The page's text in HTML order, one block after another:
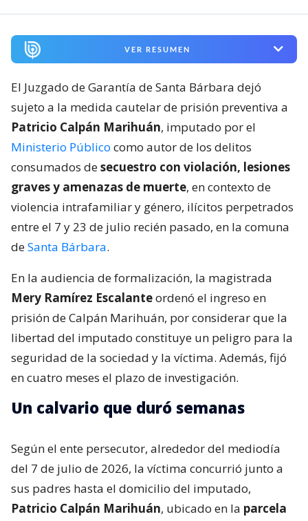
VER RESUMEN
El Juzgado de Garantía de Santa Bárbara dejó
sujeto a la medida cautelar de prisión preventiva a
Patricio Calpán Marihuán, imputado por el
Ministerio Público como autor de los delitos
consumados desecuestro con violación, lesiones
graves y amenazas de muerte, en contexto de
violencia intrafamiliar y género, ilícitos perpetrados
entre el 7 y 23 de julio recién pasado, en la comuna
deSanta Bárbara.
En la audiencia de formalización, la magistrada
Mery Ramírez Escalanteordenó el ingreso en
prisión de Calpán Marihuán, por considerar que la
libertad del imputado constituye un peligro para la
seguridad de la sociedad y la víctima. Además, fijó
en cuatro meses el plazo de investigación.
Un calvario que duró semanas
Según el ente persecutor, alrededor del mediodía
del 7 de julio de 2026, la víctima concurrió junto a
sus padres hasta el domicilio del imputado,
Patricio Calpán Marihuán, ubicado en la parcela